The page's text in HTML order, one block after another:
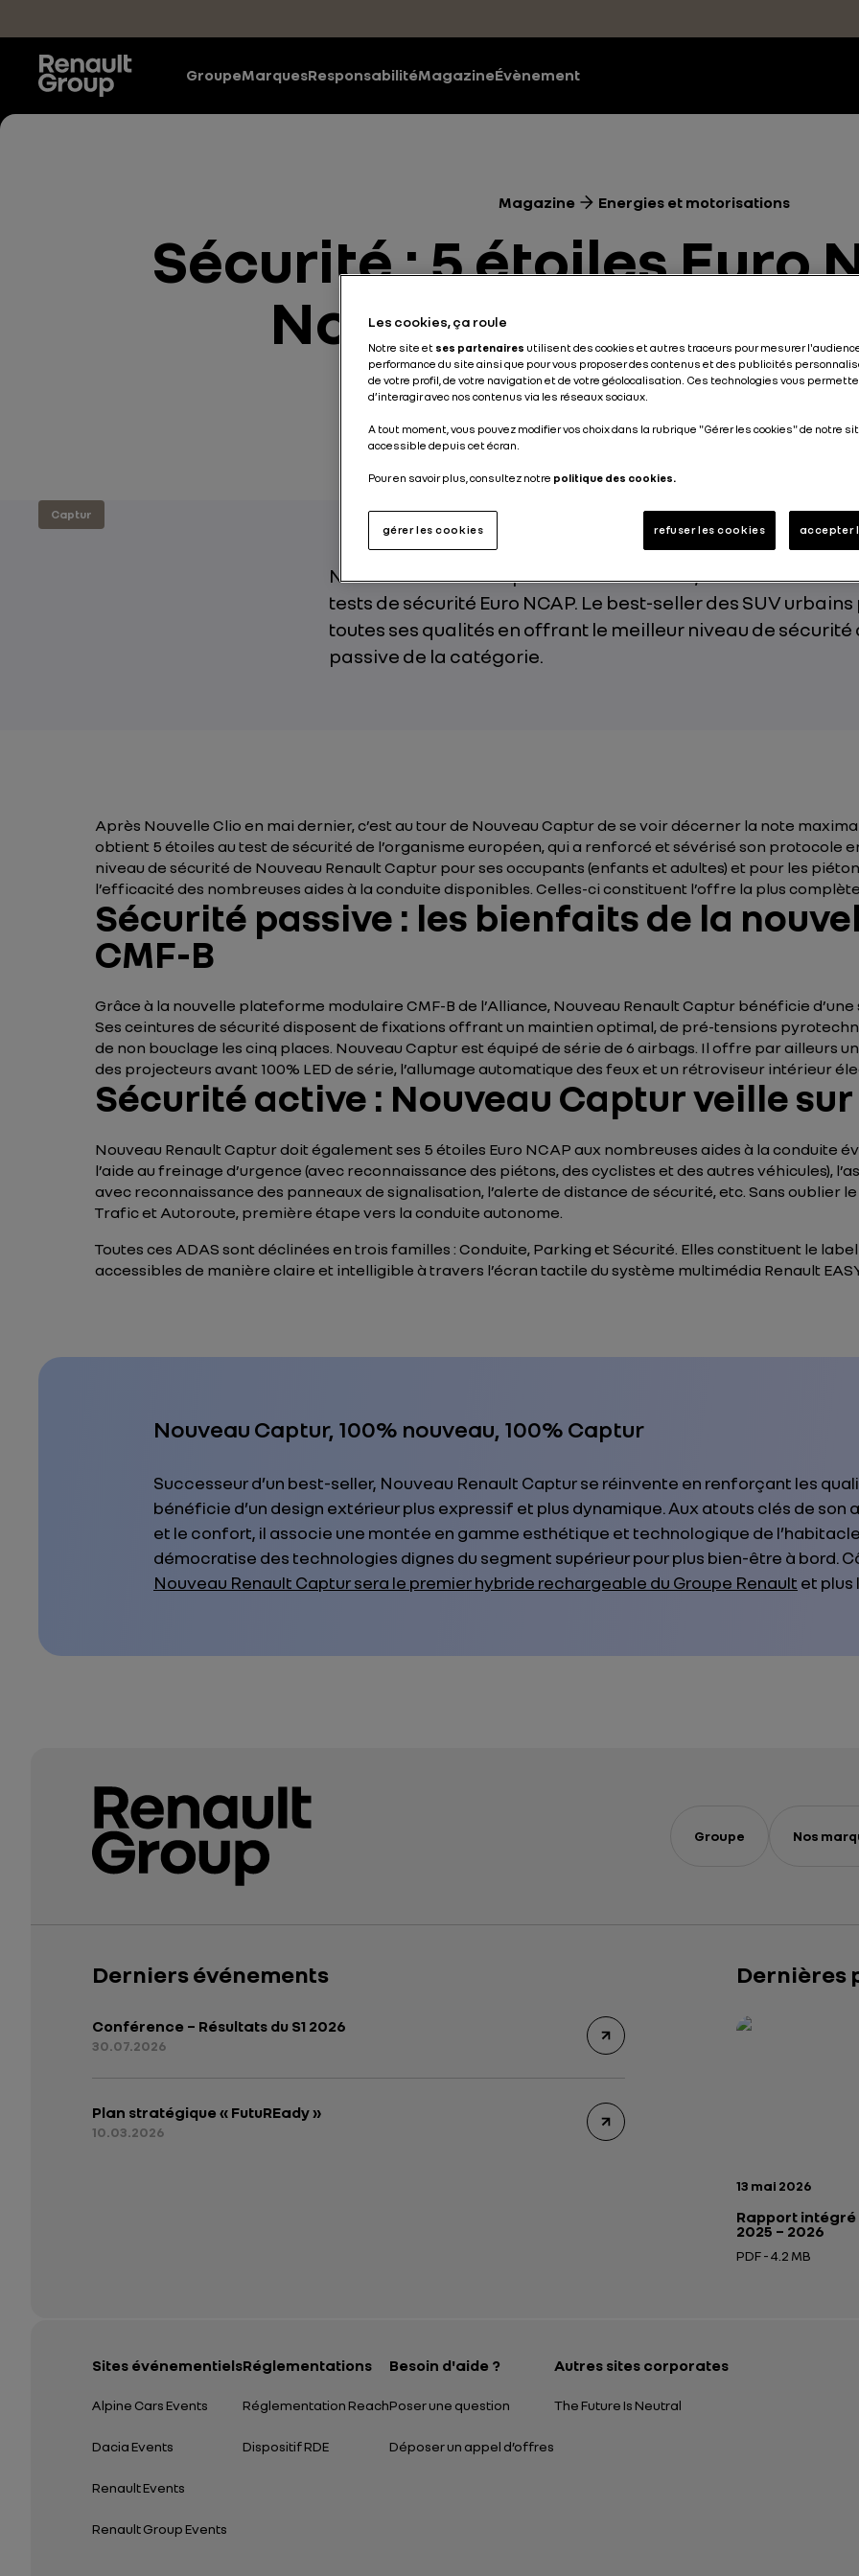
GroupeMarquesResponsabilitéMagazineÉvènement
Magazine Energies et motorisations
Sécurité : 5 étoiles Euro
Nouveau Renault
Energies et motorisations Sécurité Routière 2 min
Captur
Nouveau Renault Captur obtient 5 étoiles, soit la note
tests de sécurité Euro NCAP. Le best-seller des SUV
toutes ses qualités en offrant le meilleur niveau de sécurité
passive de la catégorie.
Après Nouvelle Clio en mai dernier, c’est au tour de Nouveau Captur de se voir décerner la note
obtient 5 étoiles au test de sécurité de l’organisme européen, qui a renforcé et sévérisé son protocole
niveau de sécurité de Nouveau Renault Captur pour ses occupants (enfants et adultes) et pour les
l’efficacité des nombreuses aides à la conduite disponibles. Celles-ci constituent l’offre la plus
Sécurité passive : les bienfaits de la
CMF-B
Grâce à la nouvelle plateforme modulaire CMF-B de l’Alliance, Nouveau Renault Captur bénéficie
Ses ceintures de sécurité disposent de fixations offrant un maintien optimal, de pré-tensions
de non bouclage les cinq places. Nouveau Captur est équipé de série de 6 airbags. Il offre par ailleurs
des projecteurs avant 100% LED de série, l’allumage automatique des feux et un rétroviseur intérieur
Sécurité active : Nouveau Captur veille
Nouveau Renault Captur doit également ses 5 étoiles Euro NCAP aux nombreuses aides à la conduite
l’aide au freinage d’urgence (avec reconnaissance des piétons, des cyclistes et des autres véhicules),
avec reconnaissance des panneaux de signalisation, l’alerte de distance de sécurité, etc. Sans oublier
Trafic et Autoroute, première étape vers la conduite autonome.
Toutes ces ADAS sont déclinées en trois familles : Conduite, Parking et Sécurité. Elles constituent le
accessibles de manière claire et intelligible à travers l’écran tactile du système multimédia Renault
Nouveau Captur, 100% nouveau, 100% Captur
Successeur d’un best-seller, Nouveau Renault Captur se réinvente en renforçant les
bénéficie d’un design extérieur plus expressif et plus dynamique. Aux atouts clés de son
et le confort, il associe une montée en gamme esthétique et technologique de
démocratise des technologies dignes du segment supérieur pour plus bien-être à bord.
Nouveau Renault Captur sera le premier hybride rechargeable du Groupe Renault et plus
Groupe Nos
Derniers événements
Conférence – Résultats du S1 2026
30.07.2026
Plan stratégique « FutuREady »
10.03.2026
Dernières
Date de
13 mai 2026
Rapport intégré
2025 – 2026
PDF - 4.2 MB
Ouverture dans
Rapport intégré
Présentation
Sites événementiels
Alpine Cars Events
Dacia Events
Renault Events
Renault Group Events
Réglementations
Réglementation Reach
Dispositif RDE
Besoin d'aide ?
Poser une question
Déposer un appel d’offres
Autres sites corporates
The Future Is Neutral
Les cookies, ça roule
Notre site et ses partenaires utilisent des cookies et autres traceurs pour mesurer
performance du site ainsi que pour vous proposer des contenus et des publicités
de votre profil, de votre navigation et de votre géolocalisation. Ces technologies vous
d’interagir avec nos contenus via les réseaux sociaux.
A tout moment, vous pouvez modifier vos choix dans la rubrique "Gérer les cookies" de notre
accessible depuis cet écran.
Pour en savoir plus, consultez notre politique des cookies.
gérer les cookies refuser les cookies accepter